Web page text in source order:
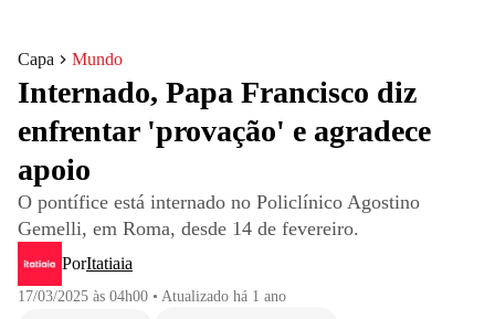
Capa Mundo
Internado, Papa Francisco diz
enfrentar 'provação' e agradece
apoio
O pontífice está internado no Policlínico Agostino
Gemelli, em Roma, desde 14 de fevereiro.
PorItatiaia
17/03/2025 às 04h00 • Atualizado há 1 ano